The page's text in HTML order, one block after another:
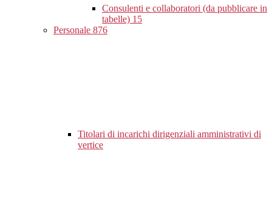
Consulenti e collaboratori (da pubblicare in
tabelle) 15
Personale 876
Titolari di incarichi dirigenziali amministrativi di
vertice